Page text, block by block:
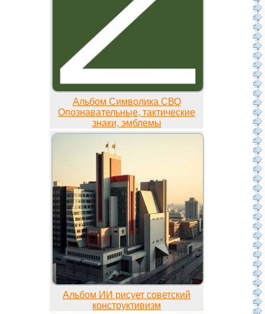
Альбом Символика СВО
Опознавательные, тактические
знаки, эмблемы
Альбом ИИ рисует советский
конструктивизм